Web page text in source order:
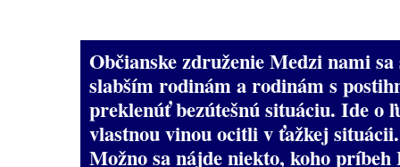
Občianske združenie Medzi nami
slabším rodinám a rodinám s
preklenúť bezútešnú situáciu. Ide o
vlastnou vinou ocitli v ťažkej situácii.
Možno sa nájde niekto, koho